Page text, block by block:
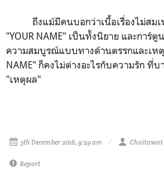
ถึงแม้มีคนบอกว่าเนื้อเรื่องไม่สมเห
"YOUR NAME" เป็นทั้งนิยาย และการ์ตู
ความสมบูรณ์แบบทางด้านตรรกและเห
NAME" ก็คงไม่ต่างอะไรกับความรัก ที่
"เหตุผล"
5th December 2016, 9:29 am Chaitawat
Report